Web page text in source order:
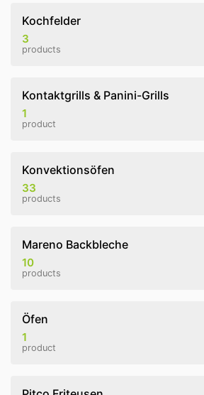
Kochfelder
3
products
Kontaktgrills & Panini-Grills
1
product
Konvektionsöfen
33
products
Mareno Backbleche
10
products
Öfen
1
product